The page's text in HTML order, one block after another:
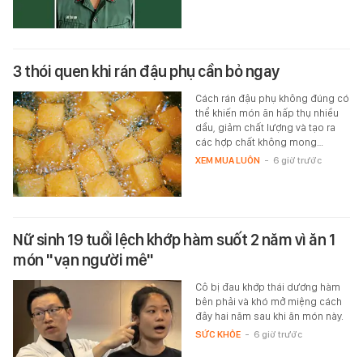
3 thói quen khi rán đậu phụ cần bỏ ngay
Cách rán đậu phụ không đúng có
thể khiến món ăn hấp thụ nhiều
dầu, giảm chất lượng và tạo ra
các hợp chất không mong…
XEM MUA LUÔN - 6 giờ trước
Nữ sinh 19 tuổi lệch khớp hàm suốt 2 năm vì ăn 1
món "vạn người mê"
Cô bị đau khớp thái dương hàm
bên phải và khó mở miệng cách
đây hai năm sau khi ăn món này.
SỨC KHỎE - 6 giờ trước